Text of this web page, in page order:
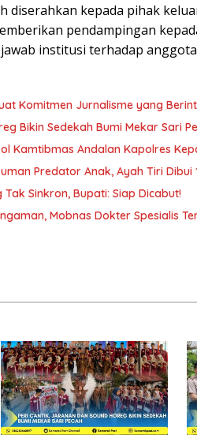
diserahkan kepada pihak
pendampingan
institusi terhadap
Komitmen Jurnalisme yang
Bikin Sedekah Bumi Mekar Sari
Kamtibmas Andalan Kapolres
Predator Anak, Ayah Tiri Dibui
Sinkron, Bupati: Siap Dicabut!
Mobnas Dokter Spesialis